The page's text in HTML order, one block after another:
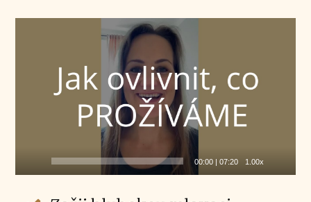
00:00| 07:20 1.00x